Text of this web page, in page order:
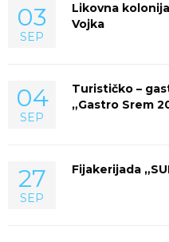
03
SEP
Likovna
Vojka
04
SEP
Turističko –
„Gastro Srem
27
SEP
Fijakerijada